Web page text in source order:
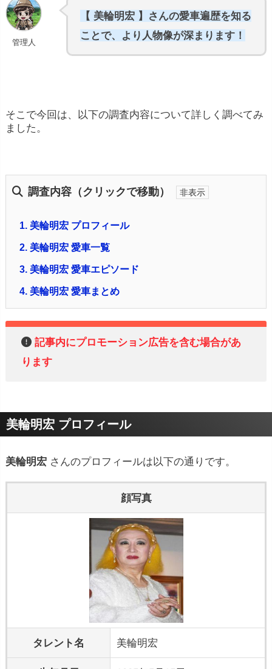
管理人
【 美輪明宏 】さんの愛車遍歴を知る
ことで、より人物像が深まります！
そこで今回は、以下の調査内容について詳しく調べてみ
ました。
調査内容（クリックで移動）
1. 美輪明宏 プロフィール
2. 美輪明宏 愛車一覧
3. 美輪明宏 愛車エピソード
4. 美輪明宏 愛車まとめ
記事内にプロモーション広告を含む場合があ
ります
美輪明宏 プロフィール
美輪明宏 さんのプロフィールは以下の通りです。
顔写真
タレント名 美輪明宏